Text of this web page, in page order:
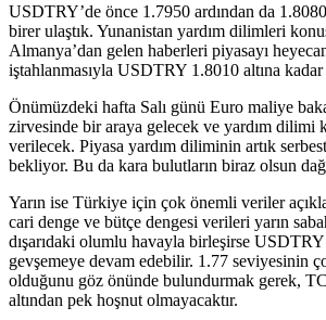
USDTRY’de önce 1.7950 ardından da
birer ulaştık. Yunanistan yardım dilimleri
Almanya’dan gelen haberleri piyasayı
iştahlanmasıyla USDTRY 1.8010 altına
Önümüzdeki hafta Salı günü Euro maliye
zirvesinde bir araya gelecek ve yardım dilimi
verilecek. Piyasa yardım diliminin artık serbest
bekliyor. Bu da kara bulutların biraz olsun
Yarın ise Türkiye için çok önemli veriler
cari denge ve bütçe dengesi verileri yarın
dışarıdaki olumlu havayla birleşirse
gevşemeye devam edebilir. 1.77 seviyesinin
olduğunu göz önünde bulundurmak gerek,
altından pek hoşnut olmayacaktır.